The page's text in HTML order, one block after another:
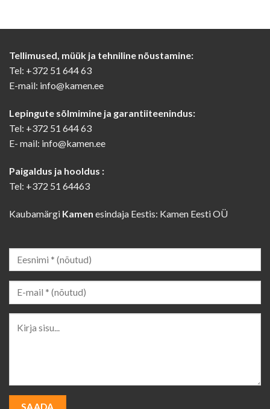
Tellimused, müük ja tehniline nõustamine:
Tel: +372 51 644 63
E-mail: info@kamen.ee
Lepingute sõlmimine ja garantiiteenindus:
Tel: +372 51 644 63
E- mail: info@kamen.ee
Paigaldus ja hooldus :
Tel: +372 51 64463
Kaubamärgi Kamen esindaja Eestis: Kamen Eesti OÜ